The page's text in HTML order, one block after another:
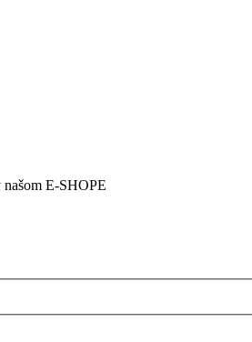
E-SHOPE